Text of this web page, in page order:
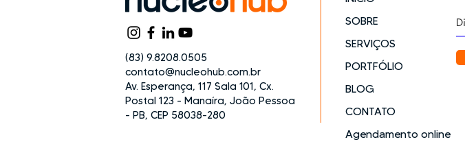
(83) 9.8208.0505
contato@nucleohub.com.br
Av. Esperança, 117 Sala 101, Cx.
Postal 123 - Manaíra, João Pessoa
- PB, CEP 58038-280
SOBRE
SERVIÇOS
PORTFÓLIO
BLOG
CONTATO
Agendamento online